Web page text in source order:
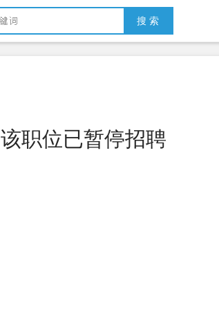
搜 索
该职位已暂停招聘